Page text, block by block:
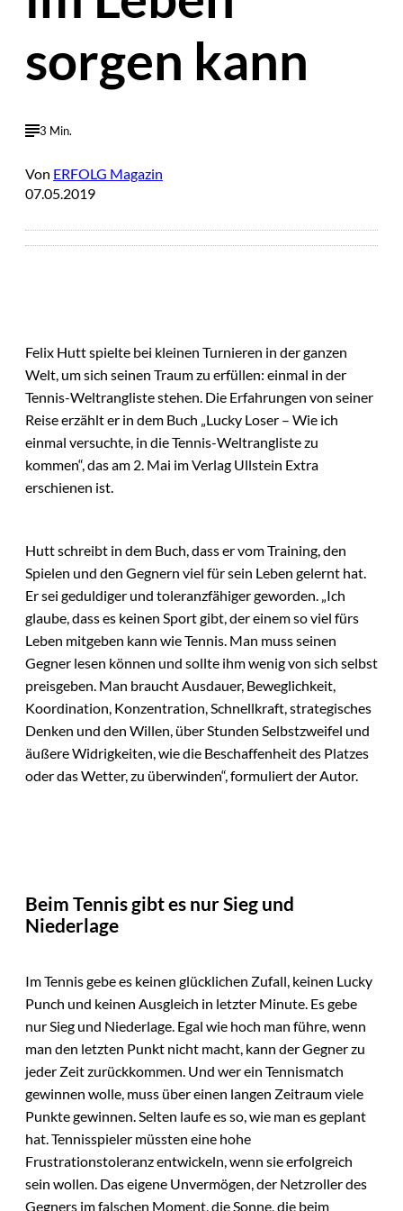
sorgen kann
3 Min.
Von ERFOLG Magazin
07.05.2019
Felix Hutt spielte bei kleinen Turnieren in der ganzen
Welt, um sich seinen Traum zu erfüllen: einmal in der
Tennis-Weltrangliste stehen. Die Erfahrungen von seiner
Reise erzählt er in dem Buch „Lucky Loser – Wie ich
einmal versuchte, in die Tennis-Weltrangliste zu
kommen“, das am 2. Mai im Verlag Ullstein Extra
erschienen ist.
Hutt schreibt in dem Buch, dass er vom Training, den
Spielen und den Gegnern viel für sein Leben gelernt hat.
Er sei geduldiger und toleranzfähiger geworden. „Ich
glaube, dass es keinen Sport gibt, der einem so viel fürs
Leben mitgeben kann wie Tennis. Man muss seinen
Gegner lesen können und sollte ihm wenig von sich selbst
preisgeben. Man braucht Ausdauer, Beweglichkeit,
Koordination, Konzentration, Schnellkraft, strategisches
Denken und den Willen, über Stunden Selbstzweifel und
äußere Widrigkeiten, wie die Beschaffenheit des Platzes
oder das Wetter, zu überwinden“, formuliert der Autor.
Beim Tennis gibt es nur Sieg und
Niederlage
Im Tennis gebe es keinen glücklichen Zufall, keinen Lucky
Punch und keinen Ausgleich in letzter Minute. Es gebe
nur Sieg und Niederlage. Egal wie hoch man führe, wenn
man den letzten Punkt nicht macht, kann der Gegner zu
jeder Zeit zurückkommen. Und wer ein Tennismatch
gewinnen wolle, muss über einen langen Zeitraum viele
Punkte gewinnen. Selten laufe es so, wie man es geplant
hat. Tennisspieler müssten eine hohe
Frustrationstoleranz entwickeln, wenn sie erfolgreich
sein wollen. Das eigene Unvermögen, der Netzroller des
Gegners im falschen Moment, die Sonne, die beim